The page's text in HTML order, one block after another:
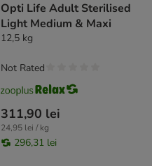
Opti Life Adult Sterilised
Light Medium & Maxi
12,5 kg
311,90 lei
24,95 lei / kg
296,31 lei
Not Rated